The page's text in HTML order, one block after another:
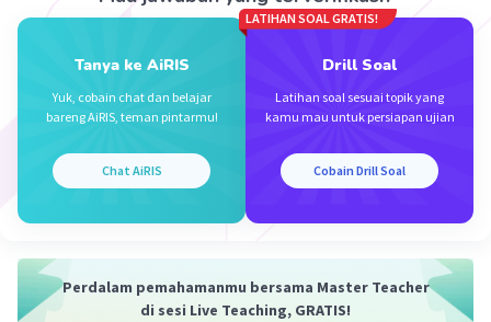
Iklan
Kuantitas Uang)
Jika jumlah uang yang beredar meningkat lebih
cepat daripada peningkatan produksi barang dan
jasa, maka akan terjadi inflasi. Sebaliknya jika
peningkatan produksi lebih cepat daripada
pertumbuhan uang yang beredar, maka akan
terjadi deflasi.
Beri Rating·0.0(0) Balas
Tanya ke AiRIS
Yuk, cobain chat dan belajar
bareng AiRIS, teman pintarmu!
Chat AiRIS
LATIHAN SOAL GRATIS!
Drill Soal
Latihan soal sesuai topik yang
kamu mau untuk persiapan ujian
Cobain Drill Soal
Perdalam pemahamanmu bersama Master Teacher
di sesi Live Teaching, GRATIS!